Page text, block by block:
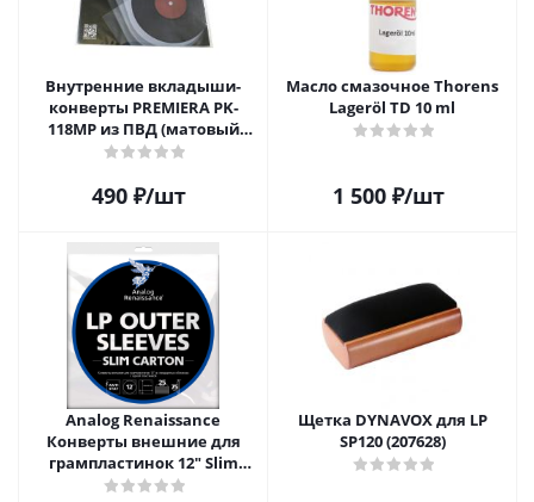
Внутренние вкладыши-
конверты PREMIERA PK-
118MP из ПВД (матовый
пластик) для 12" виниловых
490 ₽/шт
Масло смазочное Thorens
Lageröl TD 10 ml
1 500₽/шт
Analog Renaissance
Конверты внешние для
грампластинок 12" Slim
Carton (25 шт)
Щетка DYNAVOX для LP
SP120 (207628)